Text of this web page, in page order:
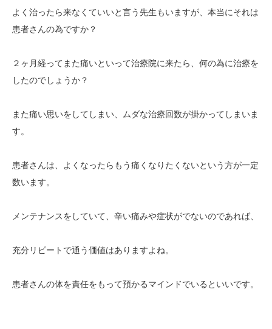
よく治ったら来なくていいと言う先生もいますが、本当にそれは
患者さんの為ですか？
２ヶ月経ってまた痛いといって治療院に来たら、何の為に治療を
したのでしょうか？
また痛い思いをしてしまい、ムダな治療回数が掛かってしまいま
す。
患者さんは、よくなったらもう痛くなりたくないという方が一定
数います。
メンテナンスをしていて、辛い痛みや症状がでないのであれば、
充分リピートで通う価値はありますよね。
患者さんの体を責任をもって預かるマインドでいるといいです。